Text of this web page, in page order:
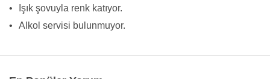
•
Işık şovuyla renk katıyor.
•
Alkol servisi bulunmuyor.